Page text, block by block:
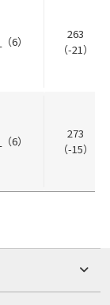
（6）
263
（-21）
（6）
273
（-15）